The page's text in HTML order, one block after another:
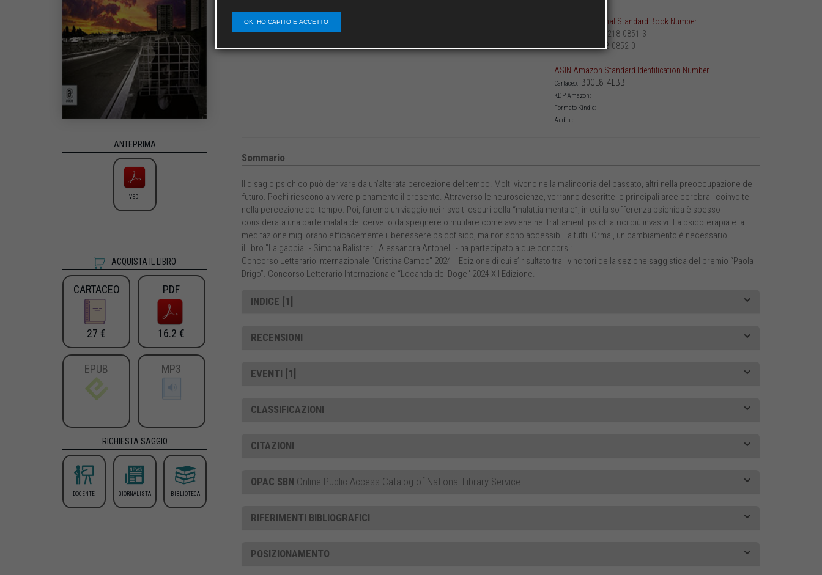
ANTEPRIMA
VEDI
ACQUISTA IL LIBRO
CARTACEO
27 €
PDF
16.2 €
EPUB MP3
RICHIESTA SAGGIO
DOCENTE GIORNALISTA BIBLIOTECA
ISBN International Standard Book Number
979-12-218-0851-3
PDF:979-12-218-0852-0
ASIN Amazon Standard Identification Number
Cartaceo: B0CL8T4LBB
KDP Amazon:
Formato Kindle:
Audible:
Sommario
Il disagio psichico può derivare da un’alterata percezione del tempo. Molti vivono nella malinconia del passato, altri nella preoccupazione del
futuro. Pochi riescono a vivere pienamente il presente. Attraverso le neuroscienze, verranno descritte le principali aree cerebrali coinvolte
nella percezione del tempo. Poi, faremo un viaggio nei risvolti oscuri della “malattia mentale”, in cui la sofferenza psichica è spesso
considerata una parte malata del cervello da spegnere o mutilare come avviene nei trattamenti psichiatrici più invasivi. La psicoterapia e la
meditazione migliorano efficacemente il benessere psicofisico, ma non sono accessibili a tutti. Ormai, un cambiamento è necessario.
il libro "La gabbia" - Simona Balistreri, Alessandra Antonelli - ha partecipato a due concorsi:
Concorso Letterario Internazionale "Cristina Campo" 2024 II Edizione di cui e’ risultato tra i vincitori della sezione saggistica del premio “Paola
Drigo”. Concorso Letterario Internazionale “Locanda del Doge" 2024 XII Edizione.
INDICE [1]
RECENSIONI
EVENTI [1]
CLASSIFICAZIONI
CITAZIONI
OPAC SBN Online Public Access Catalog of National Library Service
RIFERIMENTI BIBLIOGRAFICI
POSIZIONAMENTO
OK, HO CAPITO E ACCETTO